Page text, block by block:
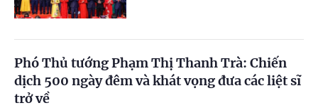
Phó Thủ tướng Phạm Thị Thanh Trà: Chiến
dịch 500 ngày đêm và khát vọng đưa các liệt sĩ
trở về